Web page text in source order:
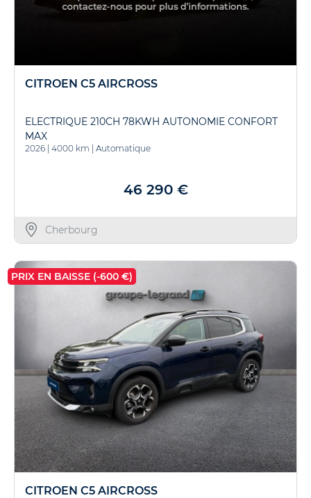
CITROEN C5 AIRCROSS
ELECTRIQUE 210CH 78KWH AUTONOMIE CONFORT
MAX
2026 4000 km Automatique
46 290 €
Cherbourg
PRIX EN BAISSE (-600 €)
CITROEN C5 AIRCROSS